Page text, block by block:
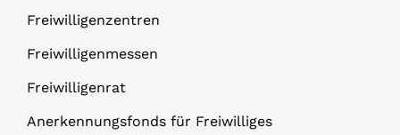
Freiwilligenzentren
Freiwilligenmessen
Freiwilligenrat
Anerkennungsfonds für Freiwilliges